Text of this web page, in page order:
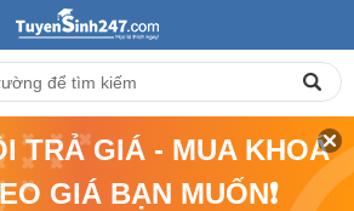
TRẢ GIÁ - MUA KHOÁ
GIÁ BẠN MUỐN❗